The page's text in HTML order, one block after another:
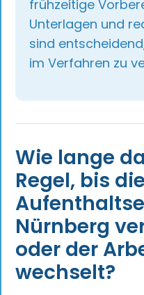
frühzeitige
Unterlagen und
sind
im Verfahren zu
Wie lange
Regel, bis die
Nürnberg
oder der
wechselt?